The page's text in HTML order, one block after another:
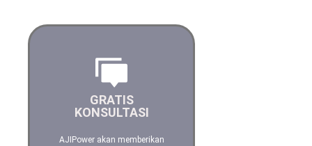
GRATIS
KONSULTASI
AJIPower akan memberikan
Saran dan masukan yang
terbaik untuk kebutuhan
Anda